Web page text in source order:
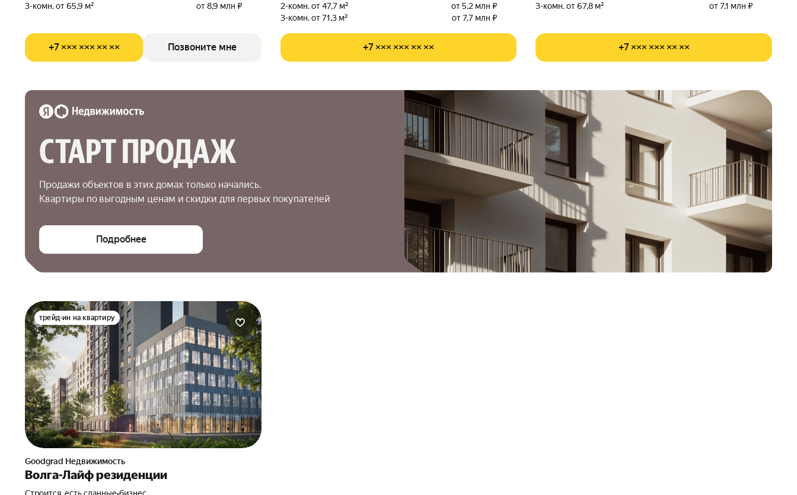
3-комн. от 65,9 м²
от 8,9 млн ₽
+7 ××× ××× ×× ×× Позвоните мне
2-комн. от 47,7 м²
от 5,2 млн ₽
3-комн. от 71,3 м²
от 7,7 млн ₽
+7 ××× ××× ×× ××
3-комн. от 67,8 м²
от 7,1 млн ₽
+7 ××× ××× ×× ××
СТАРТ ПРОДАЖ
Продажи объектов в этих домах только начались.
Квартиры по выгодным ценам и скидки для первых покупателей
Подробнее
трейд-ин на квартиру
Goodgrad Недвижимость
Волга-Лайф резиденции
Строится, есть сданные•бизнес